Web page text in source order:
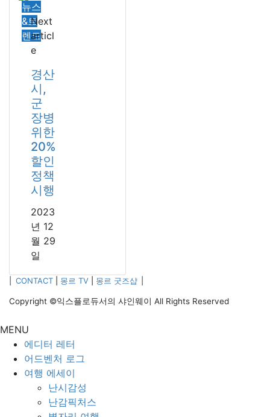
뉴스
&트
렌드
Next
articl
e
경산
시,
군
장병
위한
20%
할인
정책
시행
2023
년 12
월 29
일
CONTACT| 몽르 TV| 몽르 굿즈샵
Copyright ©익스플로듀서의 샤인웨이 All Rights Reserved
MENU
에디터 레터
어드벤처 로그
여행 에세이
난시감성
난감픽처스